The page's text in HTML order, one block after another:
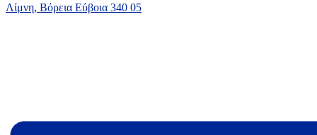
Λίμνη, Βόρεια Εύβοια 340 05